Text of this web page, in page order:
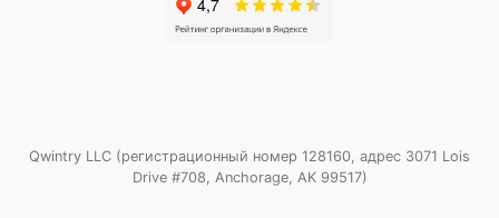
Qwintry LLC (регистрационный номер 128160, адрес 3071 Lois
Drive #708, Anchorage, AK 99517)